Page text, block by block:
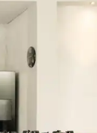
prema dolje, kao i